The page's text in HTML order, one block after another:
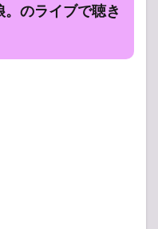
。のライブで聴き